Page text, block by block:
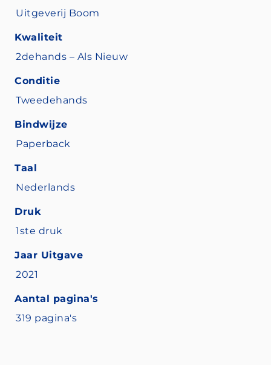
Uitgeverij Boom
Kwaliteit
2dehands – Als Nieuw
Conditie
Tweedehands
Bindwijze
Paperback
Taal
Nederlands
Druk
1ste druk
Jaar Uitgave
2021
Aantal pagina's
319 pagina's